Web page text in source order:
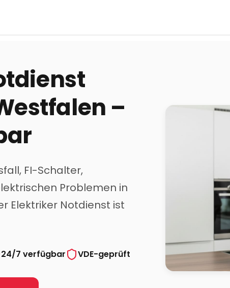
–
FI-Schalter,
Problemen in
Elektriker Notdienst ist
24/7 verfügbar VDE-geprüft